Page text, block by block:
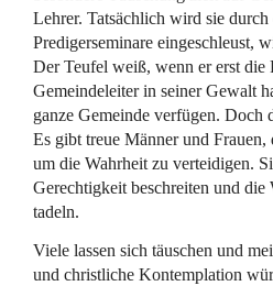
Lehrer. Tatsächlich wird sie
Predigerseminare eingeschleust,
Der Teufel weiß, wenn er erst die
Gemeindeleiter in seiner Gewalt
ganze Gemeinde verfügen. Doch
Es gibt treue Männer und Frauen,
um die Wahrheit zu verteidigen.
Gerechtigkeit beschreiten und die
tadeln.
Viele lassen sich täuschen und
und christliche Kontemplation